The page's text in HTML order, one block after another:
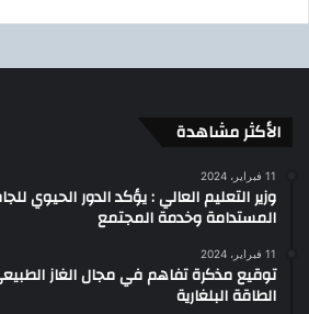
الأكثر مشاهدة
11 فبراير، 2024
وزير التعليم العالي : يؤكد الدور الحيوي
المستدامة وخدمة المجتمع
11 فبراير، 2024
توقيع مذكرة تفاهم في مجال الغاز الطبيعي
الطاقة البلغارية